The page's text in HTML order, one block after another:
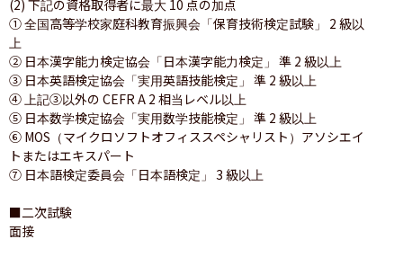
(2) 下記の資格取得者に最大 10 点の加点
① 全国高等学校家庭科教育振興会「保育技術検定試験」 2 級以
上
② 日本漢字能力検定協会「日本漢字能力検定」 準 2 級以上
③ 日本英語検定協会「実用英語技能検定」 準 2 級以上
④ 上記③以外の CEFR A 2 相当レベル以上
⑤ 日本数学検定協会「実用数学技能検定」 準 2 級以上
⑥ MOS（マイクロソフトオフィススペシャリスト）アソシエイ
トまたはエキスパート
⑦ 日本語検定委員会「日本語検定」 3 級以上
■二次試験
面接